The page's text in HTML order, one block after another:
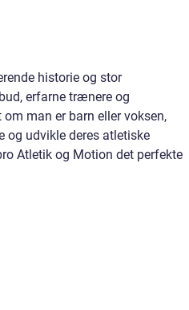
historie og stor
erfarne trænere og
man er barn eller voksen,
og udvikle deres atletiske
Atletik og Motion det perfekte